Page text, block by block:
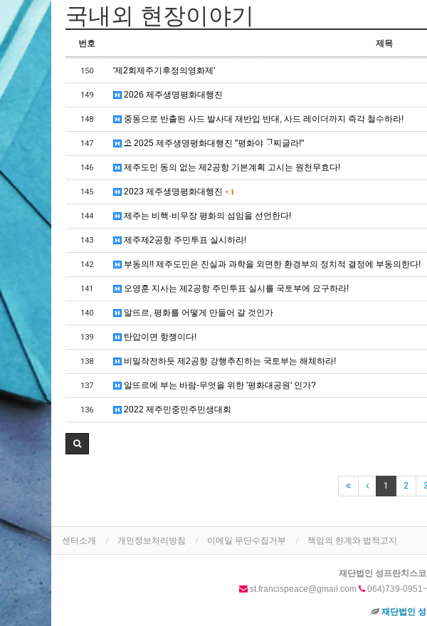
국내외 현장이야기
번호 제목
150 '제2회제주기후정의영화제'
149 2026 제주생명평화대행진
148 중동으로 반출된 사드 발사대 재반입 반대, 사드 레이더까지 즉각 철수하라!
147 ⛱ 2025 제주생명평화대행진 "평화야 ᄀᆞ찌글라!"
146 제주도민 동의 없는 제2공항 기본계획 고시는 원천무효다!
145 2023 제주생명평화대행진 + 1
144 제주는 비핵·비무장 평화의 섬임을 선언한다!
143 제주제2공항 주민투표 실시하라!
142 부동의!! 제주도민은 진실과 과학을 외면한 환경부의 정치적 결정에 부동의한다!
141 오영훈 지사는 제2공항 주민투표 실시를 국토부에 요구하라!
140 알뜨르, 평화를 어떻게 만들어 갈 것인가
139 탄압이면 항쟁이다!
138 비밀작전하듯 제2공항 강행추진하는 국토부는 해체하라!
137 알뜨르에 부는 바람-무엇을 위한 '평화대공원' 인가?
136 2022 제주민중민주민생대회
1 2 3
센터소개 개인정보처리방침 이메일 무단수집거부 책임의 한계와 법적고지
재단법인 성프란치스
st.francispeace@gmail.com
064)739-
재단법인